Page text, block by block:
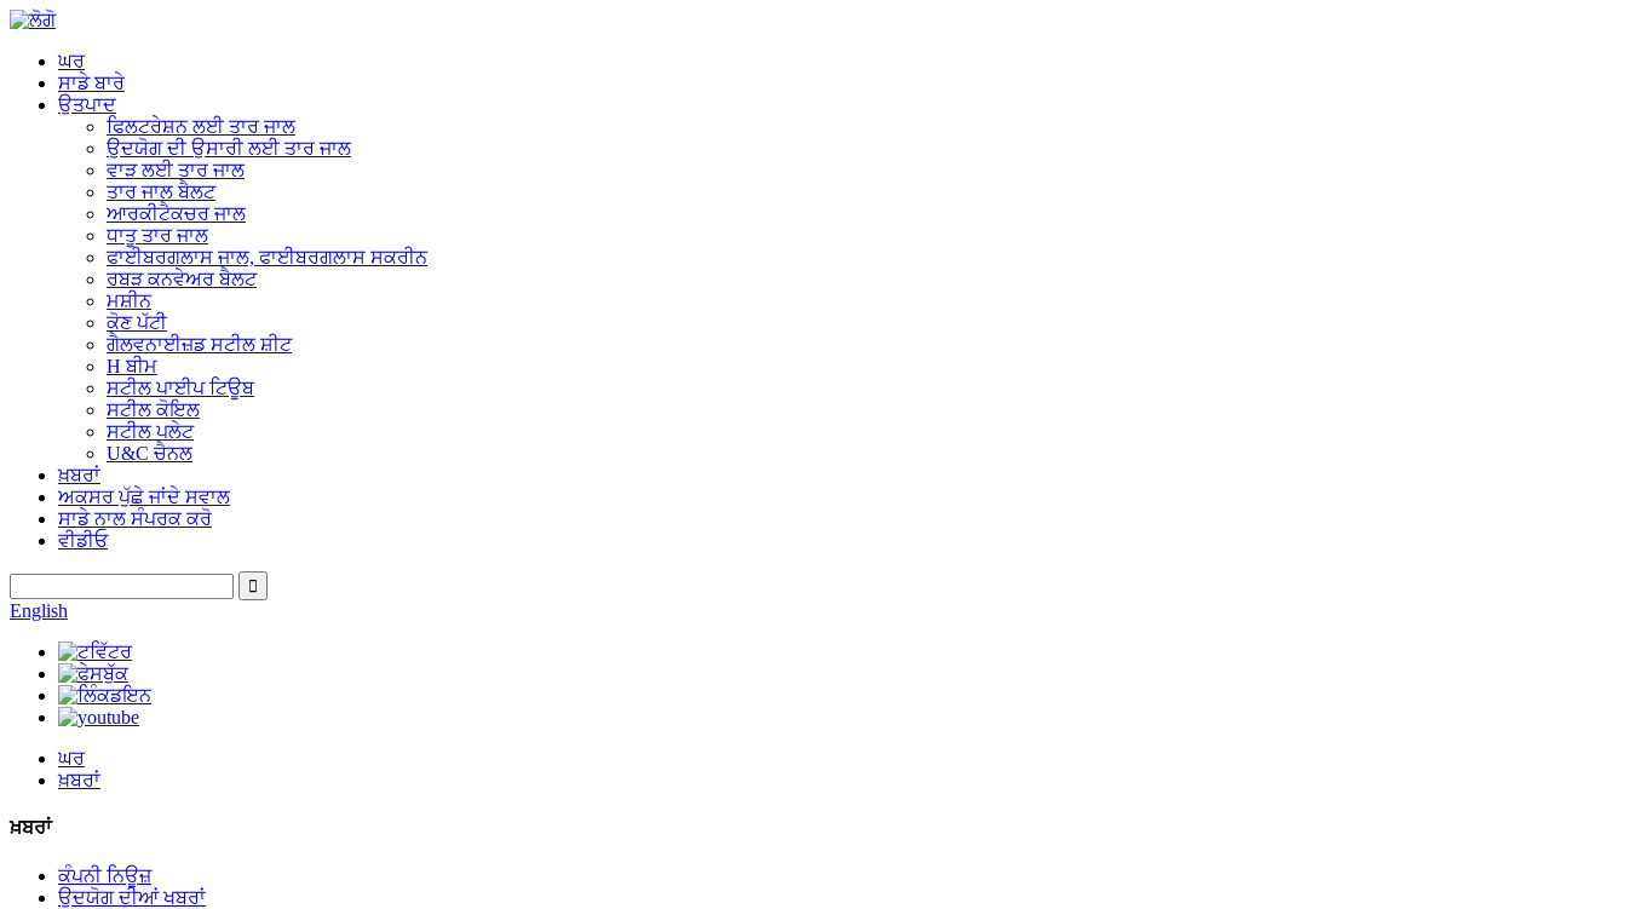
ਘਰ
ਸਾਡੇ ਬਾਰੇ
ਉਤਪਾਦ
ਫਿਲਟਰੇਸ਼ਨ ਲਈ ਤਾਰ ਜਾਲ
ਉਦਯੋਗ ਦੀ ਉਸਾਰੀ ਲਈ ਤਾਰ ਜਾਲ
ਵਾੜ ਲਈ ਤਾਰ ਜਾਲ
ਤਾਰ ਜਾਲ ਬੈਲਟ
ਆਰਕੀਟੈਕਚਰ ਜਾਲ
ਧਾਤੂ ਤਾਰ ਜਾਲ
ਫਾਈਬਰਗਲਾਸ ਜਾਲ, ਫਾਈਬਰਗਲਾਸ ਸਕਰੀਨ
ਰਬੜ ਕਨਵੇਅਰ ਬੈਲਟ
ਮਸ਼ੀਨ
ਕੋਣ ਪੱਟੀ
ਗੈਲਵਨਾਈਜ਼ਡ ਸਟੀਲ ਸ਼ੀਟ
H ਬੀਮ
ਸਟੀਲ ਪਾਈਪ ਟਿਊਬ
ਸਟੀਲ ਕੋਇਲ
ਸਟੀਲ ਪਲੇਟ
U&C ਚੈਨਲ
ਖ਼ਬਰਾਂ
ਅਕਸਰ ਪੁੱਛੇ ਜਾਂਦੇ ਸਵਾਲ
ਸਾਡੇ ਨਾਲ ਸੰਪਰਕ ਕਰੋ
ਵੀਡੀਓ
English
ਘਰ
ਖ਼ਬਰਾਂ
ਖ਼ਬਰਾਂ
ਕੰਪਨੀ ਨਿਊਜ਼
ਉਦਯੋਗ ਦੀਆਂ ਖਬਰਾਂ